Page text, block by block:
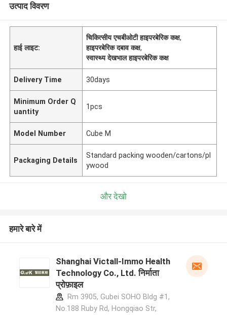
उत्पाद विवरण
हाई लाइट:
चिकित्सीय एचबीओटी हाइपरबेरिक कक्ष,
हाइपरबेरिक दबाव कक्ष,
स्वास्थ्य देखभाल हाइपरबेरिक कक्ष
Delivery Time 30days
Minimum Order Q
uantity
1pcs
Model Number Cube M
Packaging Details
Standard packing wooden/cartons/pl
ywood
और देखो
हमारे बारे में
Shanghai Victall-Immo Health
Technology Co., Ltd. निर्माता
प्रोफ़ाइल
Rm 3905, Gubei SOHO Bldg #1,
No.188 Ruby Rd, Hongqiao Str,